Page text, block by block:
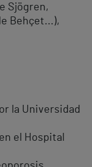
Sjögren,
Behçet...),
la Universidad
el Hospital